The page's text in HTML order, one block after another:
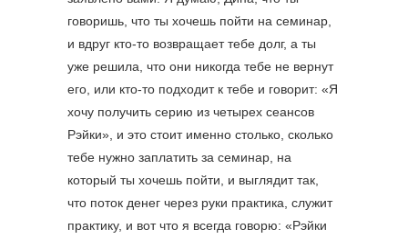
говоришь, что ты хочешь пойти на семинар,
и вдруг кто-то возвращает тебе долг, а ты
уже решила, что они никогда тебе не вернут
его, или кто-то подходит к тебе и говорит: «Я
хочу получить серию из четырех сеансов
Рэйки», и это стоит именно столько, сколько
тебе нужно заплатить за семинар, на
который ты хочешь пойти, и выглядит так,
что поток денег через руки практика, служит
практику, и вот что я всегда говорю: «Рэйки